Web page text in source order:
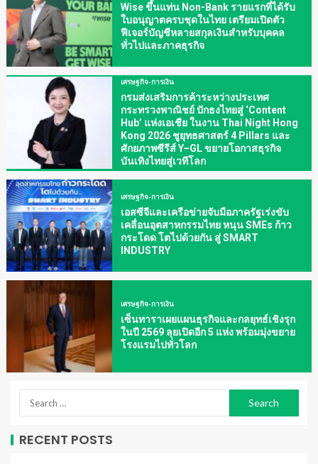
Wise ขึ้นแท่น Non-Bank รายแรกที่ได้รับ
ใบอนุญาตครบชุดในไทย เตรียมเปิดตัว
ฟีเจอร์บัญชีหลายสกุลเงินสำหรับบุคคล
ทั่วไปและภาคธุรกิจ
เศรษฐกิจ-การเงิน
กรมส่งเสริมการค้าระหว่างประเทศ
กระทรวงพาณิชย์ ปักธงไทยสู่ ‘Content
Hub’ แห่งเอเชีย ในงาน Thai Night Hong
Kong 2026 ชูยุทธศาสตร์ 4 Pillars และ
ศักยภาพซีรีส์ Y–GL ขยายโอกาสธุรกิจ
บันเทิงไทยสู่เวทีโลก
เศรษฐกิจ-การเงิน
เอสซีจีและเครือข่ายจับมือภาครัฐเร่งขับ
เคลื่อนอุตสาหกรรมไทย หนุน SMEs ก้าว
กระโดด โตไปด้วยกัน สู่ SMART
INDUSTRY
เศรษฐกิจ-การเงิน
เซ็นทาราเผยแผนธุรกิจและกลยุทธ์เชิงรุก
ในปี 2569 ลุยเปิดอีก 5 แห่ง พร้อมมุ่งขยาย
โรงแรมไปทั่วโลก
RECENT POSTS